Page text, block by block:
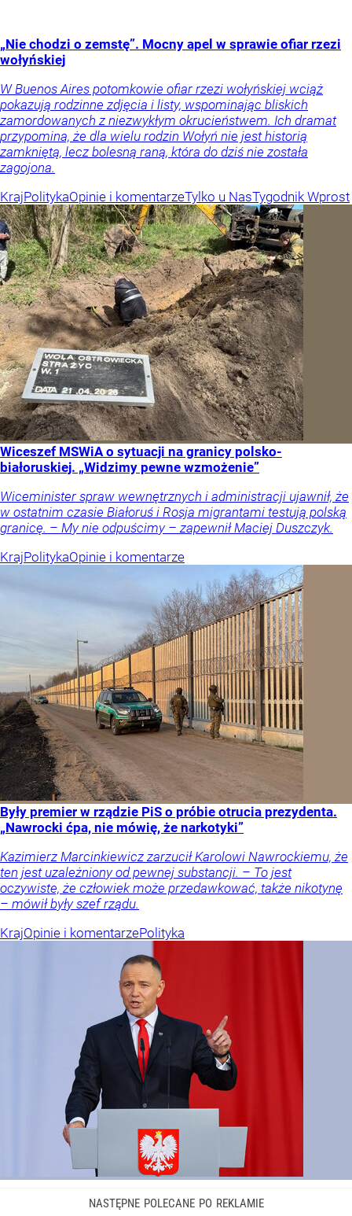
„Nie chodzi o zemstę”. Mocny apel w sprawie ofiar rzezi
wołyńskiej
W Buenos Aires potomkowie ofiar rzezi wołyńskiej wciąż
pokazują rodzinne zdjęcia i listy, wspominając bliskich
zamordowanych z niezwykłym okrucieństwem. Ich dramat
przypomina, że dla wielu rodzin Wołyń nie jest historią
zamkniętą, lecz bolesną raną, która do dziś nie została
zagojona.
KrajPolitykaOpinie i komentarzeTylko u NasTygodnik Wprost
Wiceszef MSWiA o sytuacji na granicy polsko-
białoruskiej. „Widzimy pewne wzmożenie”
Wiceminister spraw wewnętrznych i administracji ujawnił, że
w ostatnim czasie Białoruś i Rosja migrantami testują polską
granicę. – My nie odpuścimy – zapewnił Maciej Duszczyk.
KrajPolitykaOpinie i komentarze
Były premier w rządzie PiS o próbie otrucia prezydenta.
„Nawrocki ćpa, nie mówię, że narkotyki”
Kazimierz Marcinkiewicz zarzucił Karolowi Nawrockiemu, że
ten jest uzależniony od pewnej substancji. – To jest
oczywiste, że człowiek może przedawkować, także nikotynę
– mówił były szef rządu.
KrajOpinie i komentarzePolityka